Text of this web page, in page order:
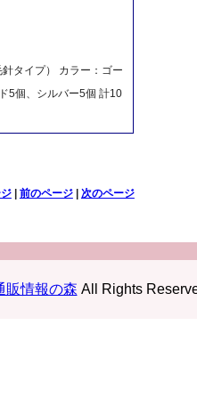
タイプ） カラー：ゴー
5個、シルバー5個 計10
| 前のページ| 次のページ
販情報の森 All Rights